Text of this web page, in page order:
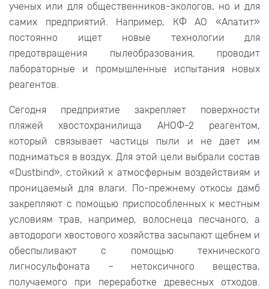
ученых или для общественников-экологов, но и для
самих предприятий. Например, КФ АО «Апатит»
постоянно ищет новые технологии для
предотвращения пылеобразования, проводит
лабораторные и промышленные испытания новых
реагентов.
Сегодня предприятие закрепляет поверхности
пляжей хвостохранилища АНОФ-2 реагентом,
который связывает частицы пыли и не дает им
подниматься в воздух. Для этой цели выбрали состав
«Dustbind», стойкий к атмосферным воздействиям и
проницаемый для влаги. По-прежнему откосы дамб
закрепляют с помощью приспособленных к местным
условиям трав, например, волоснеца песчаного, а
автодороги хвостового хозяйства засыпают щебнем и
обеспыливают с помощью технического
лигносульфоната – нетоксичного вещества,
получаемого при переработке древесных отходов.